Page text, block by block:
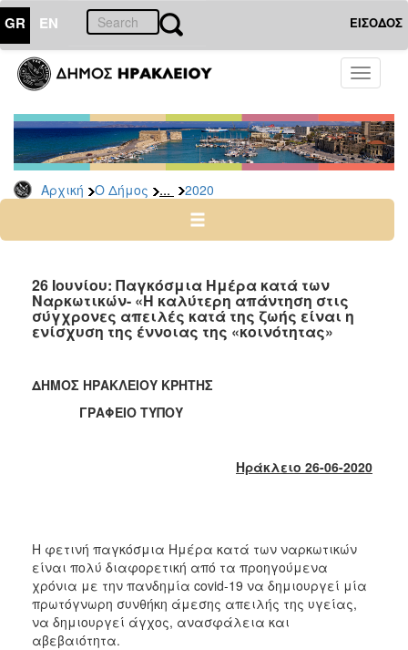
GR EN ΕΙΣΟΔΟΣ
Toggle
Αρχική Ο Δήμος ... 2020
ΔΗΜΟΣ
Δελτία
Τύπου
Αρχείο
2026
2024
2022
2021
2019
2018
2012
2011
2010
2006
26 Ιουνίου: Παγκόσμια Ημέρα κατά των
Ναρκωτικών- «Η καλύτερη απάντηση στις
σύγχρονες απειλές κατά της ζωής είναι η
ενίσχυση της έννοιας της «κοινότητας»
ΔΗΜΟΣ ΗΡΑΚΛΕΙΟΥ ΚΡΗΤΗΣ
ΓΡΑΦΕΙΟ ΤΥΠΟΥ
Ηράκλειο 26-06-2020
Η φετινή παγκόσμια Ημέρα κατά των ναρκωτικών
είναι πολύ διαφορετική από τα προηγούμενα
χρόνια με την πανδημία covid-19 να δημιουργεί μία
πρωτόγνωρη συνθήκη άμεσης απειλής της υγείας,
να δημιουργεί άγχος, ανασφάλεια και
αβεβαιότητα.